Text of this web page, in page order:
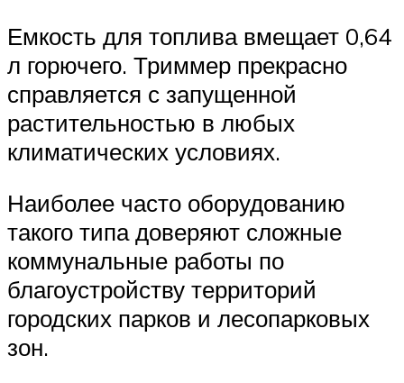
Емкость для топлива вмещает 0,64
л горючего. Триммер прекрасно
справляется с запущенной
растительностью в любых
климатических условиях.
Наиболее часто оборудованию
такого типа доверяют сложные
коммунальные работы по
благоустройству территорий
городских парков и лесопарковых
зон.